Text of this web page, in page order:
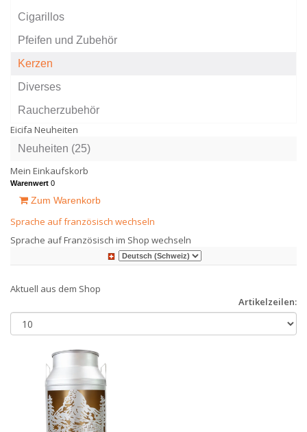
Cigarillos
Pfeifen und Zubehör
Kerzen
Diverses
Raucherzubehör
Eicifa Neuheiten
Neuheiten (25)
Mein Einkaufskorb
Warenwert 0
Zum Warenkorb
Sprache auf französisch wechseln
Sprache auf Französisch im Shop wechseln
Aktuell aus dem Shop
Artikelzeilen: